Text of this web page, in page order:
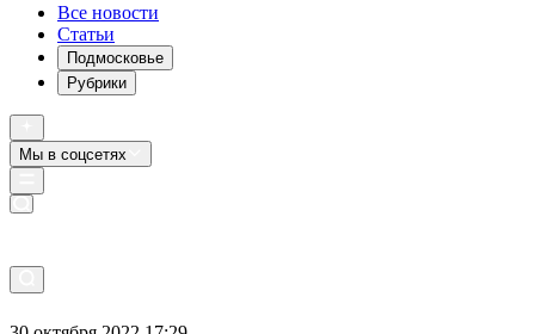
Все новости
Статьи
Подмосковье
Рубрики
Мы в соцсетях